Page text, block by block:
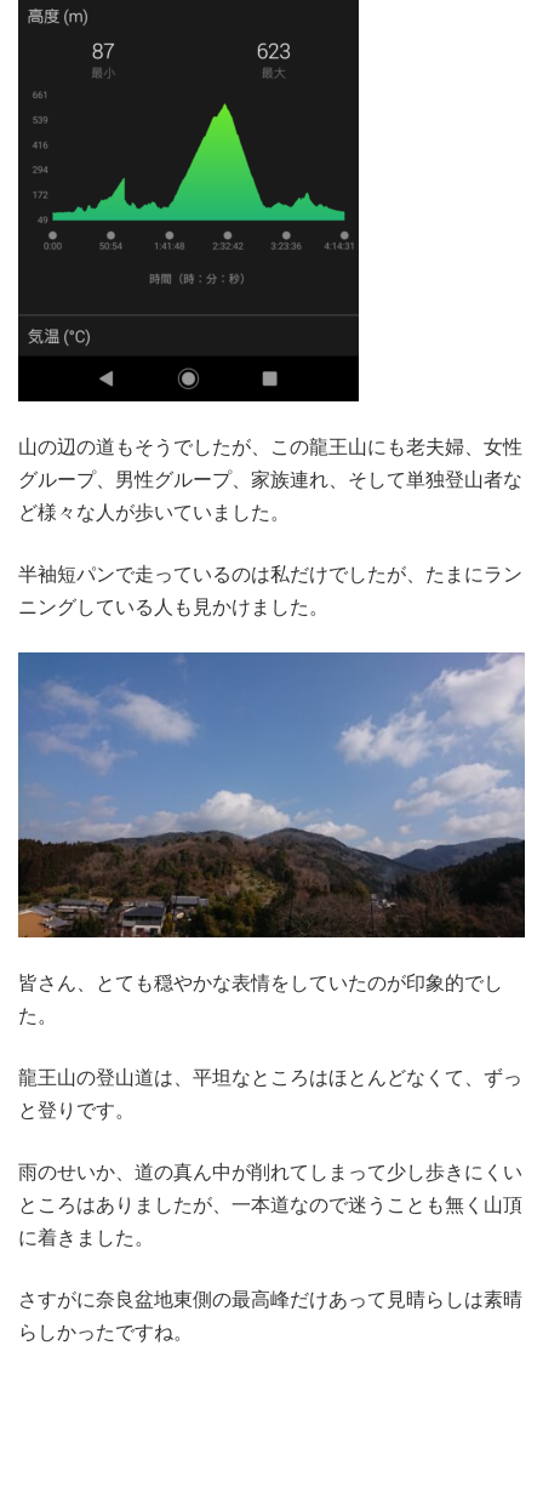
山の辺の道もそうでしたが、この龍王山にも老夫婦、女性
グループ、男性グループ、家族連れ、そして単独登山者な
ど様々な人が歩いていました。
半袖短パンで走っているのは私だけでしたが、たまにラン
ニングしている人も見かけました。
皆さん、とても穏やかな表情をしていたのが印象的でし
た。
龍王山の登山道は、平坦なところはほとんどなくて、ずっ
と登りです。
雨のせいか、道の真ん中が削れてしまって少し歩きにくい
ところはありましたが、一本道なので迷うことも無く山頂
に着きました。
さすがに奈良盆地東側の最高峰だけあって見晴らしは素晴
らしかったですね。